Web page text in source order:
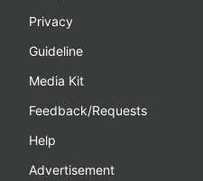
Privacy
Guideline
Media Kit
Feedback/Requests
Help
Advertisement